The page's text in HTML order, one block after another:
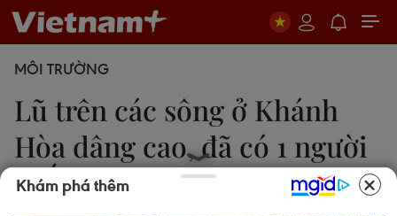
MÔI TRƯỜNG
Lũ trên các sông ở Khánh
Hòa dâng cao, đã có 1 người
chết
Khám phá thêm